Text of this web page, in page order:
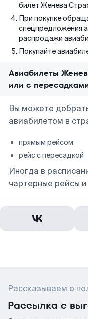
билет Женева
При покупке
спецпредложения
распродажи
Покупайте
Авиабилеты
или с пересадками
Вы можете
авиабилетом в
прямым рейсом
рейс с пересадкой
Иногда в
чартерные рейсы и
Рассказываем о
Рассылка с